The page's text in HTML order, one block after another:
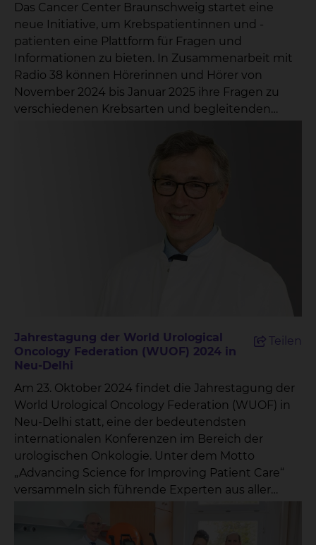
Das Cancer Center Braunschweig startet eine
neue Initiative, um Krebspatientinnen und -
patienten eine Plattform für Fragen und
Informationen zu bieten. In Zusammenarbeit mit
Radio 38 können Hörerinnen und Hörer von
November 2024 bis Januar 2025 ihre Fragen zu
verschiedenen Krebsarten und begleitenden
alle Interessierten ein, ihre Fragen in den
folgenden Kategorien einzureichen: Krebs im
Krebs im Verdauungstrakt Brustkrebs Prostata-
und Blasenkrebs Bewegung und Ernährung
während einer Krebserkrankung Die
Fachexperten Antworten und hilfreiche
Informationen zu erhalten. Prof. Dr. Wolfgang
Hoffmann, Sprecher des Cancer Centers
Braunschweig, betont die Bedeutung dieser
Initiative: „Mit dem ‚Krebs-Kompass‘ schaffen wir
eine wertvolle Brücke zwischen Patienten und
Experten. Es ist uns wichtig, dass die Menschen
die Informationen und Unterstützung erhalten,
die sie benötigen, um ihre Erkrankung besser zu
verstehen und aktiv mitgestalten zu können.“ Das
interdisziplinäres Zentrum, das alle onkologisch
Jahrestagung der World Urological
Oncology Federation (WUOF) 2024 in
Neu-Delhi
Teilen
Am 23. Oktober 2024 findet die Jahrestagung der
World Urological Oncology Federation (WUOF) in
Neu-Delhi statt, eine der bedeutendsten
internationalen Konferenzen im Bereich der
urologischen Onkologie. Unter dem Motto
„Advancing Science for Improving Patient Care“
versammeln sich führende Experten aus aller
Behandlungsmöglichkeiten in der Urologie zu